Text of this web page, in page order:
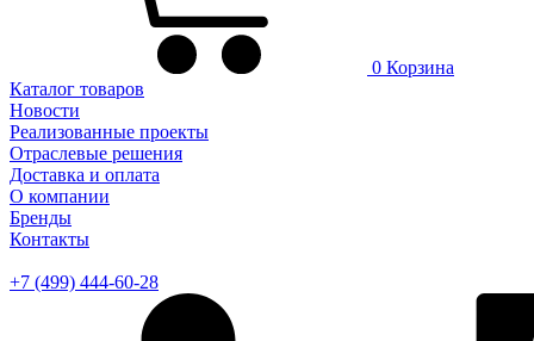
0 Корзина
Каталог товаров
Новости
Реализованные проекты
Отраслевые решения
Доставка и оплата
О компании
Бренды
Контакты
+7 (499) 444-60-28